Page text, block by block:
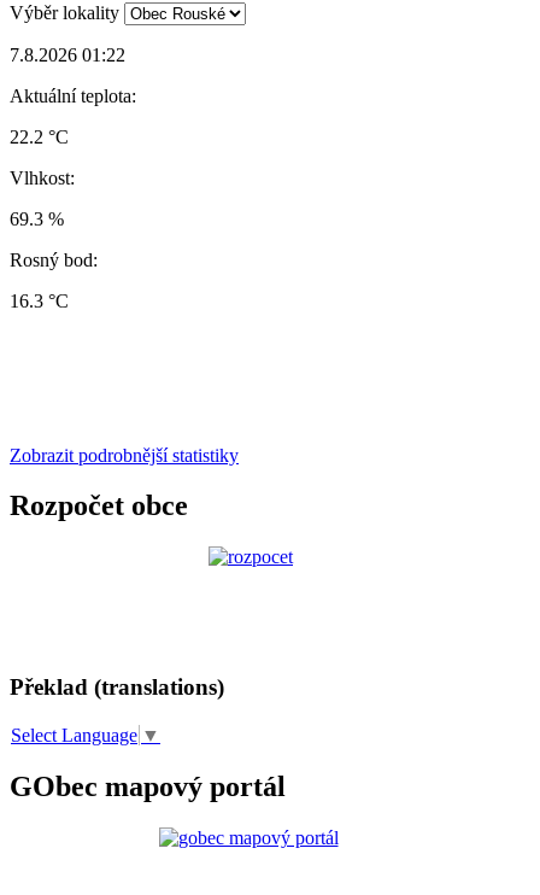
Výběr lokality
7.8.2026 01:22
Aktuální teplota:
22.2 °C
Vlhkost:
69.3 %
Rosný bod:
16.3 °C
Zobrazit podrobnější statistiky
Rozpočet obce
Překlad (translations)
Select Language ▼
GObec mapový portál